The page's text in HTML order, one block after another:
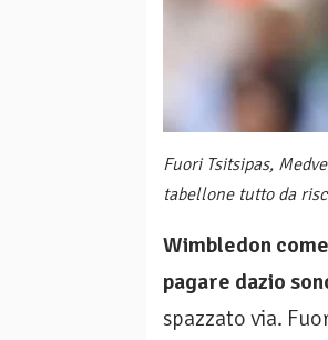
Fuori Tsitsipas,
tabellone tutto da
Wimbledon
pagare dazio
spazzato via.